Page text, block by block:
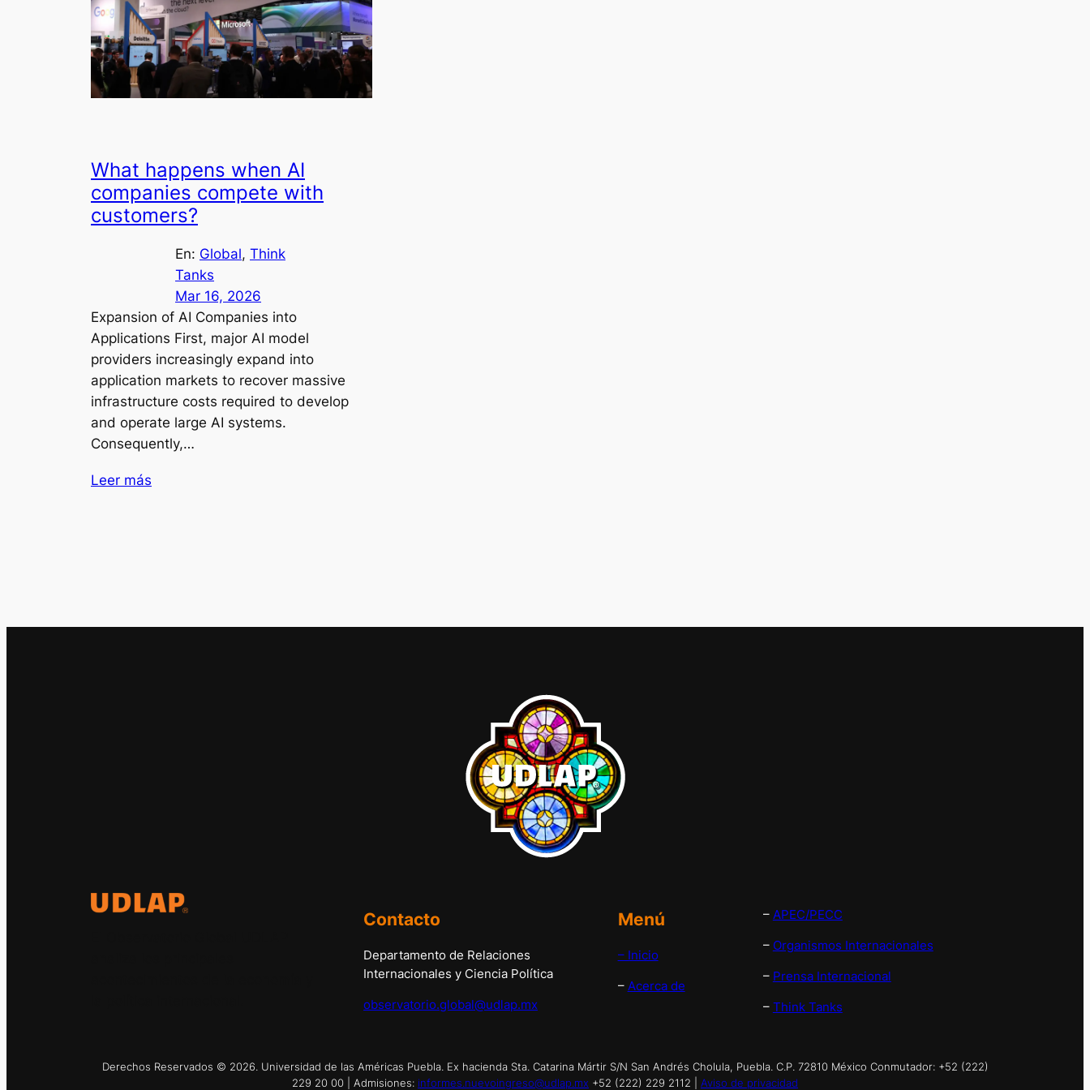
What happens when AI
companies compete with
customers?
En: Global, Think
Tanks
Mar 16, 2026
Expansion of AI Companies into
Applications First, major AI model
providers increasingly expand into
application markets to recover massive
infrastructure costs required to develop
and operate large AI systems.
Consequently,…
Leer más
Contacto
Departamento de Relaciones
Internacionales y Ciencia Política
observatorio.global@udlap.mx
Menú
– Inicio
– Acerca de
– APEC/PECC
– Organismos Internacionales
– Prensa Internacional
– Think Tanks
Derechos Reservados © 2026. Universidad de las Américas Puebla. Ex hacienda Sta. Catarina Mártir S/N San Andrés Cholula, Puebla. C.P. 72810 México Conmutador: +52 (222)
229 20 00 | Admisiones: informes.nuevoingreso@udlap.mx +52 (222) 229 2112 | Aviso de privacidad